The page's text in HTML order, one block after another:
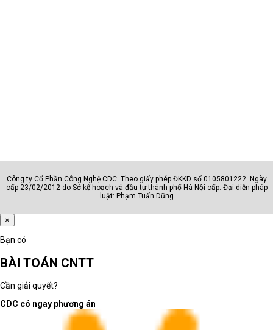
Công ty Cổ Phần Công Nghệ CDC. Theo giấy phép ĐKKD số 0105801222. Ngày
cấp 23/02/2012 do Sở kế hoạch và đầu tư thành phố Hà Nội cấp. Đại diện pháp
luật: Phạm Tuấn Dũng
×
Bạn có
BÀI TOÁN CNTT
Cần giải quyết?
CDC có ngay phương án